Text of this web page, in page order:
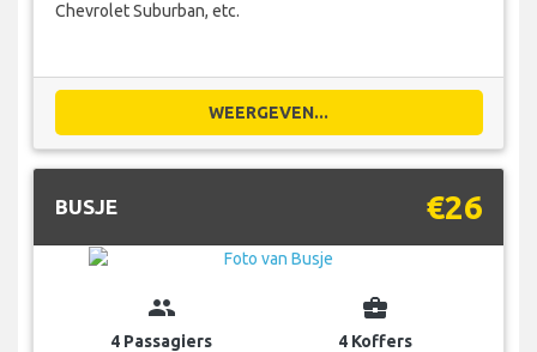
Chevrolet Suburban, etc.
WEERGEVEN...
BUSJE €26
group
4 Passagiers
business_center
4 Koffers